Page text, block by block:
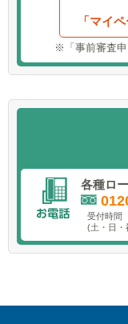
年1.95％～年2.85％（
ご融資利率は審査の結
電子契約事務手数料
その他
最新のご融資利率、ご
行ホームぺージ
(https://
「マイ
※「事前審査申
各種ロ
受付時間
(土・日・